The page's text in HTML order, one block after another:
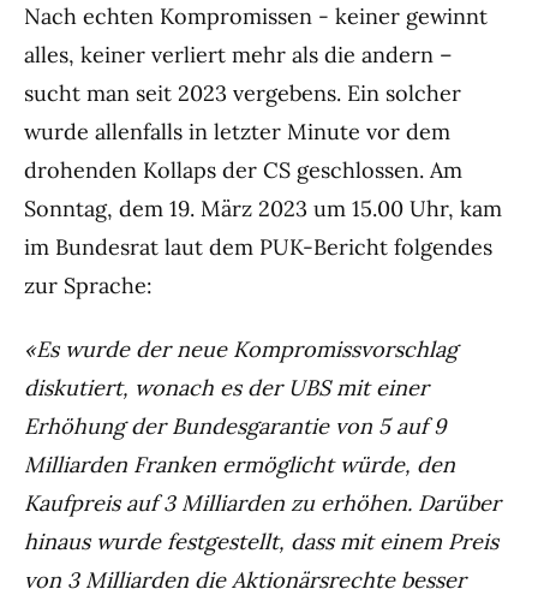
Nach echten Kompromissen - keiner gewinnt
alles, keiner verliert mehr als die andern –
sucht man seit 2023 vergebens. Ein solcher
wurde allenfalls in letzter Minute vor dem
drohenden Kollaps der CS geschlossen. Am
Sonntag, dem 19. März 2023 um 15.00 Uhr, kam
im Bundesrat laut dem PUK-Bericht folgendes
zur Sprache:
«Es wurde der neue Kompromissvorschlag
diskutiert, wonach es der UBS mit einer
Erhöhung der Bundesgarantie von 5 auf 9
Milliarden Franken ermöglicht würde, den
Kaufpreis auf 3 Milliarden zu erhöhen. Darüber
hinaus wurde festgestellt, dass mit einem Preis
von 3 Milliarden die Aktionärsrechte besser